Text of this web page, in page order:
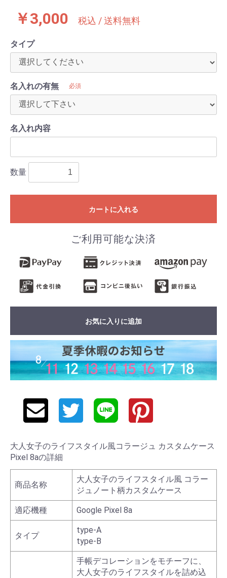
￥3,000 税込 / 送料無料
タイプ
名入れの有無 必須
名入れ内容
数量
カートに入れる
ご利用可能な決済
お気に入りに追加
大人女子のライフスタイル風コラージュ カスタムケース
Pixel 8aの詳細
商品名称
大人女子のライフスタイル風 コラー
ジュノート柄カスタムケース
適応機種 Google Pixel 8a
タイプ
type-A
type-B
手帳デコレーションをモチーフに、
大人女子のライフスタイルを詰め込